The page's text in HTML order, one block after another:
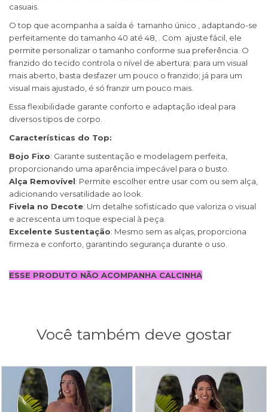
casuais.
O top que acompanha a saída é tamanho único , adaptando-se
perfeitamente do tamanho 40 até 48, . Com ajuste fácil, ele
permite personalizar o tamanho conforme sua preferência. O
franzido do tecido controla o nível de abertura: para um visual
mais aberto, basta desfazer um pouco o franzido; já para um
visual mais ajustado, é só franzir um pouco mais.
Essa flexibilidade garante conforto e adaptação ideal para
diversos tipos de corpo.
Características do Top:
Bojo Fixo: Garante sustentação e modelagem perfeita,
proporcionando uma aparência impecável para o busto.
Alça Removível: Permite escolher entre usar com ou sem alça,
adicionando versatilidade ao look.
Fivela no Decote: Um detalhe sofisticado que valoriza o visual
e acrescenta um toque especial à peça.
Excelente Sustentação: Mesmo sem as alças, proporciona
firmeza e conforto, garantindo segurança durante o uso.
ESSE PRODUTO NÃO ACOMPANHA CALCINHA
Você também deve gostar